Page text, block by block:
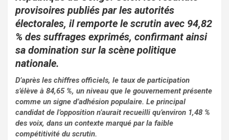
o
k
p
p
provisoires publiés par les autorités
électorales, il remporte le scrutin avec 94,82
% des suffrages exprimés, confirmant ainsi
sa domination sur la scène politique
nationale.
D’après les chiffres officiels, le taux de participation
s’élève à 84,65 %, un niveau que le gouvernement présente
comme un signe d’adhésion populaire. Le principal
candidat de l’opposition n’aurait recueilli qu’environ 1,48 %
des voix, dans un contexte marqué par la faible
compétitivité du scrutin.